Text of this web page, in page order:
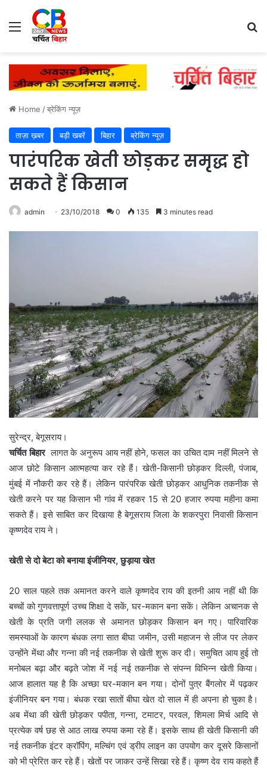
Menu
Home /ब्रेकिंग न्यूज़
ताज़ा ख़बर बड़ी खबरें बिहार ब्रेकिंग न्यूज़
पारंपरिक खेती छोड़कर समृद्ध हो
सकते हैं किसान
admin 23/10/2018 0 135 3 minutes read
सुरेन्द्र, बेगूसराय।
चर्चित बिहारलागत के अनुरूप आय नहीं होने, फसल का उचित दाम नहीं मिलने से
आज छोटे किसान आत्महत्या कर रहे हैं। खेती-किसानी छोड़कर दिल्ली, पंजाब,
मुंबई में नौकरी कर रहे हैं। लेकिन पारंपरिक खेती छोड़कर आधुनिक तकनीक से
खेती करने पर यह किसान भी गांव में रहकर 15 से 20 हजार रुपया महीना कमा
सकते हैं। इसे साबित कर दिखाया है बेगूसराय जिला के शकरपुरा निवासी किसान
कृष्णदेव राय ने।
खेती से दो बेटा को बनाया इंजीनियर, छुड़ाया खेत
20 साल पहले तक अमानत करने वाले कृष्णदेव राय की इतनी आय नहीं थी कि
बच्चों को गुणवत्तापूर्ण उच्च शिक्षा दे सकें, घर-मकान बना सकें। लेकिन अचानक से
खेती के प्रति जगी ललक से अमानत छोड़कर किसान बन गए। पारिवारिक
समस्याओं के कारण बंधक लगा सात बीघा जमीन, उसी महाजन से लीज पर लेकर
उन्होंने मेंथा और गन्ना की नई तकनीक से खेती शुरू कर दी। समुचित आय हुई तो
मनोबल बढ़ा और बढ़ते जोश में नई नई तकनीक से संपन्न विभिन्न खेती किया।
आज हालात यह है कि अच्छा घर-मकान बन गया। दोनों पुत्र बैंगलोर में पढ़कर
इंजीनियर बन गया। बंधक रखा सातों बीघा खेत दो साल में ही अपना हो चुका है।
अब मेंथा की खेती छोड़कर पपीता, गन्ना, टमाटर, परवल, शिमला मिर्च आदि से
प्रत्येक वर्ष छह से आठ लाख रुपया कमा रहे हैं। इसके साथ ही खेती किसानी की
नई तकनीक इंटर क्रॉपिंग, मल्चिंग एवं ड्रीप लाइन का उपयोग कर दूसरे किसानों
को भी प्रेरित कर रहे हैं। खेतों पर जाकर उन्हें सिखा रहे हैं। कृष्ण देव राय कहते हैं